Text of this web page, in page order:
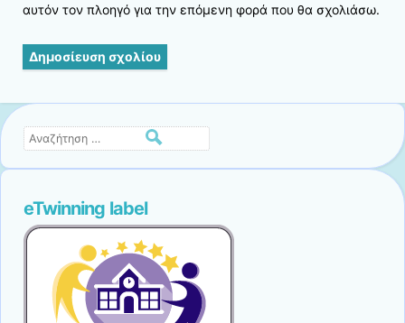
αυτόν τον πλοηγό για την επόμενη φορά που θα σχολιάσω.
Αναζήτηση
eTwinning label